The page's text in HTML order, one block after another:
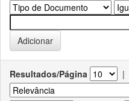
Resultados/Página |